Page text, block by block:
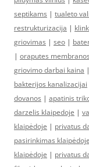
septikams | tualeto
restrukturizacija |
griovimas | seo |
| oraputes membranos
griovimo darbai kaina |
bakterijos kanalizacijai
dovanos | apatinis
darzelis klaipedoje |
klaipėdoje | privatus
pasirinkimas klaipėdoje
klaipėdoje | privatus